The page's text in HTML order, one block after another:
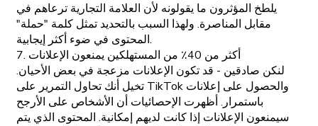
يلطخ المؤثرون ما يقولونه لأن العلامة التجارية ترعاهم في
مقابل المناصرة. ولهذا السبب بالتحديد تمثل كلمة "حملة"
المحتوى في ضوء أكثر إيجابية.
7. أكثر من 40٪ من المستهلكين يمنعون الإعلانات
لنكن صادقين - قد تكون الإعلانات مزعجة في بعض الأحيان.
تخيل أنك تحاول التمرير على TikTok والحصول على إعلانات
باستمرار. أظهرت الإحصائيات أن الأشخاص على الأرجح
سيمنعون الإعلانات إذا كانت لديهم إمكانية. المحتوى الذي يتم